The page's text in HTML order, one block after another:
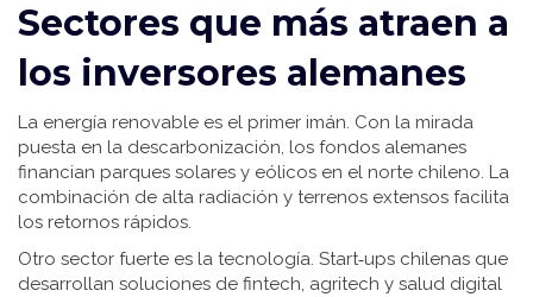
Sectores que más atraen a
los inversores alemanes
La energía renovable es el primer imán. Con la mirada
puesta en la descarbonización, los fondos alemanes
financian parques solares y eólicos en el norte chileno. La
combinación de alta radiación y terrenos extensos facilita
los retornos rápidos.
Otro sector fuerte es la tecnología. Start‑ups chilenas que
desarrollan soluciones de fintech, agritech y salud digital